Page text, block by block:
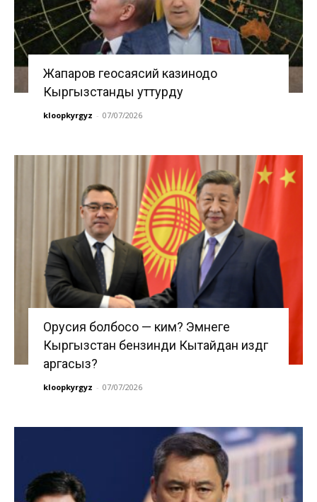
Жапаров геосаясий казинодо
Кыргызстанды уттурду
kloopkyrgyz - 07/07/2026
Орусия болбосо — ким? Эмнеге
Кыргызстан бензинди Кытайдан издөөгө
аргасыз?
kloopkyrgyz - 07/07/2026